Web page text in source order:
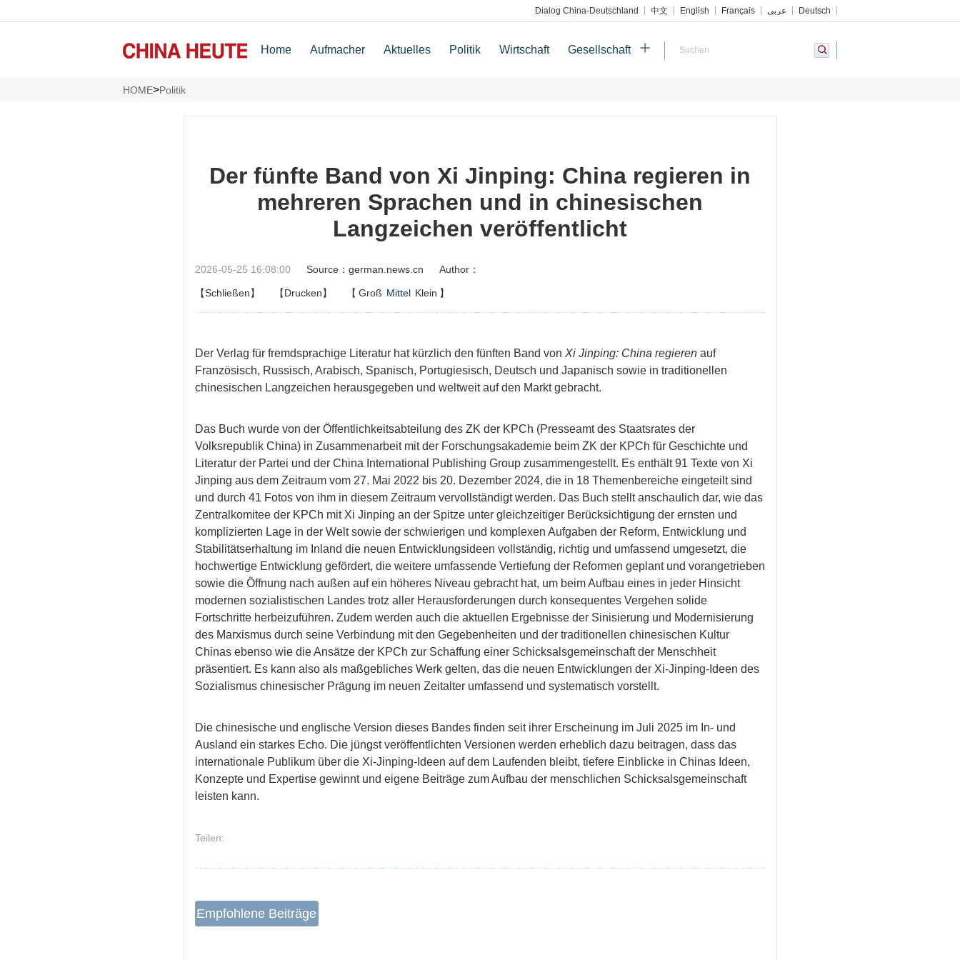
Dialog China-Deutschland 中文 English Français عربي Deutsch
Home Aufmacher Aktuelles Politik Wirtschaft Gesellschaft
HOME>Politik
Der fünfte Band von Xi Jinping: China regieren in
mehreren Sprachen und in chinesischen
Langzeichen veröffentlicht
2026-05-25 16:08:00 Source：german.news.cn Author：
【Schließen】 【Drucken】 【 Groß Mittel Klein 】
Der Verlag für fremdsprachige Literatur hat kürzlich den fünften Band von Xi Jinping: China regierenauf
Französisch, Russisch, Arabisch, Spanisch, Portugiesisch, Deutsch und Japanisch sowie in traditionellen
chinesischen Langzeichen herausgegeben und weltweit auf den Markt gebracht.
Das Buch wurde von der Öffentlichkeitsabteilung des ZK der KPCh (Presseamt des Staatsrates der
Volksrepublik China) in Zusammenarbeit mit der Forschungsakademie beim ZK der KPCh für Geschichte und
Literatur der Partei und der China International Publishing Group zusammengestellt. Es enthält 91 Texte von Xi
Jinping aus dem Zeitraum vom 27. Mai 2022 bis 20. Dezember 2024, die in 18 Themenbereiche eingeteilt sind
und durch 41 Fotos von ihm in diesem Zeitraum vervollständigt werden. Das Buch stellt anschaulich dar, wie das
Zentralkomitee der KPCh mit Xi Jinping an der Spitze unter gleichzeitiger Berücksichtigung der ernsten und
komplizierten Lage in der Welt sowie der schwierigen und komplexen Aufgaben der Reform, Entwicklung und
Stabilitätserhaltung im Inland die neuen Entwicklungsideen vollständig, richtig und umfassend umgesetzt, die
hochwertige Entwicklung gefördert, die weitere umfassende Vertiefung der Reformen geplant und vorangetrieben
sowie die Öffnung nach außen auf ein höheres Niveau gebracht hat, um beim Aufbau eines in jeder Hinsicht
modernen sozialistischen Landes trotz aller Herausforderungen durch konsequentes Vergehen solide
Fortschritte herbeizuführen. Zudem werden auch die aktuellen Ergebnisse der Sinisierung und Modernisierung
des Marxismus durch seine Verbindung mit den Gegebenheiten und der traditionellen chinesischen Kultur
Chinas ebenso wie die Ansätze der KPCh zur Schaffung einer Schicksalsgemeinschaft der Menschheit
präsentiert. Es kann also als maßgebliches Werk gelten, das die neuen Entwicklungen der Xi-Jinping-Ideen des
Sozialismus chinesischer Prägung im neuen Zeitalter umfassend und systematisch vorstellt.
Die chinesische und englische Version dieses Bandes finden seit ihrer Erscheinung im Juli 2025 im In- und
Ausland ein starkes Echo. Die jüngst veröffentlichten Versionen werden erheblich dazu beitragen, dass das
internationale Publikum über die Xi-Jinping-Ideen auf dem Laufenden bleibt, tiefere Einblicke in Chinas Ideen,
Konzepte und Expertise gewinnt und eigene Beiträge zum Aufbau der menschlichen Schicksalsgemeinschaft
leisten kann.
Teilen:
Empfohlene Beiträge